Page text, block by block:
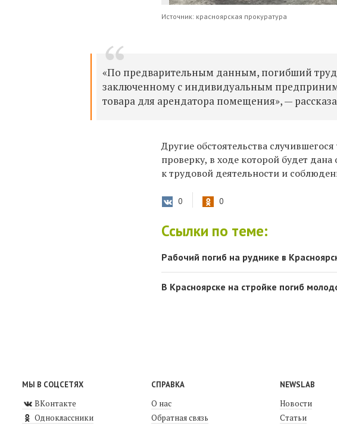
Источник: красноярская прокуратура
«По предварительным данным, погибший
заключенному с индивидуальным
товара для арендатора помещения», —
Другие обстоятельства
проверку, в ходе которой будет
к трудовой деятельности и
0 0
Ссылки по теме:
Рабочий погиб на руднике в
В Красноярске на стройке погиб
МЫ В СОЦСЕТЯХ
ВКонтакте
Одноклассники
СПРАВКА
О нас
Обратная связь
NEWSLAB
Новости
Статьи